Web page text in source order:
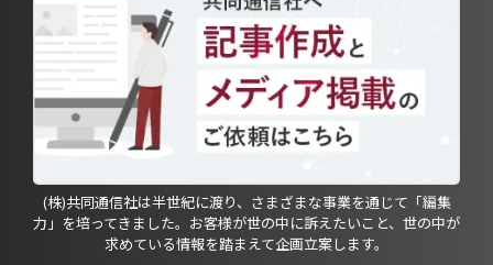
(株)共同通信社は半世紀に渡り、さまざまな事業を通じて「編集
力」を培ってきました。お客様が世の中に訴えたいこと、世の中が
求めている情報を踏まえて企画立案します。